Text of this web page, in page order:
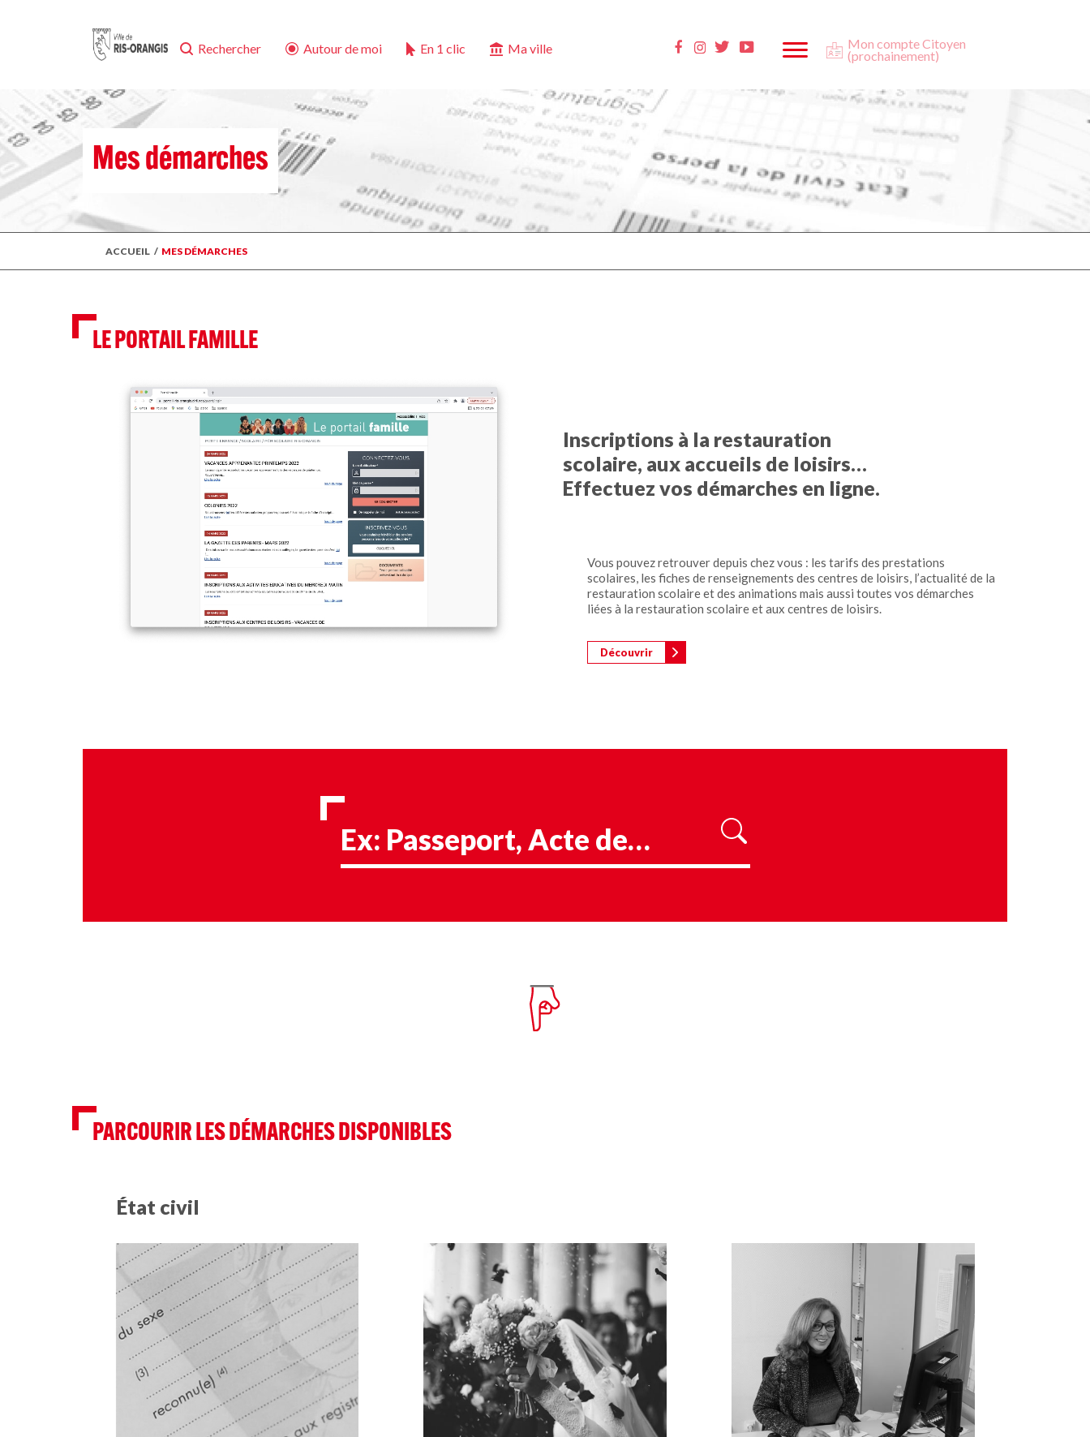
Rechercher Autour de moi En 1 clic Ma ville Facebook
Insta TwitterYoutube Mon compte Citoyen
(prochainement)
Mes démarches
ACCUEIL / MES DÉMARCHES
LE PORTAIL FAMILLE
Inscriptions à la restauration
scolaire, aux accueils de loisirs…
Effectuez vos démarches en ligne.
Vous pouvez retrouver depuis chez vous : les tarifs des prestations
scolaires, les fiches de renseignements des centres de loisirs, l’actualité de la
restauration scolaire et des animations mais aussi toutes vos démarches
liées à la restauration scolaire et aux centres de loisirs.
Découvrir
PARCOURIR LES DÉMARCHES DISPONIBLES
État civil